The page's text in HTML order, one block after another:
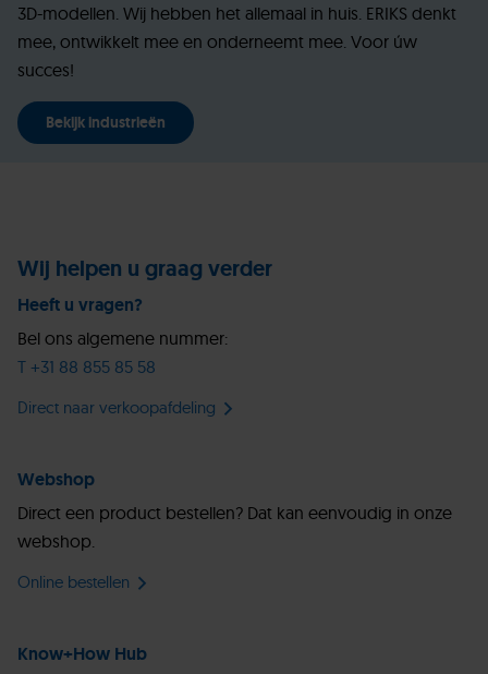
3D-modellen. Wij hebben het allemaal in huis. ERIKS denkt
mee, ontwikkelt mee en onderneemt mee. Voor úw
succes!
Bekijk industrieën
Wij helpen u graag verder
Heeft u vragen?
Bel ons algemene nummer:
T +31 88 855 85 58
Direct naar verkoopafdeling
Webshop
Direct een product bestellen? Dat kan eenvoudig in onze
webshop.
Online bestellen
Know+How Hub